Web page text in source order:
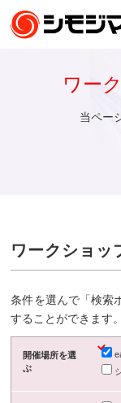
ワー
当ペー
ワークショッ
条件を選んで「検索
することができます。
開催場所を選
ぶ